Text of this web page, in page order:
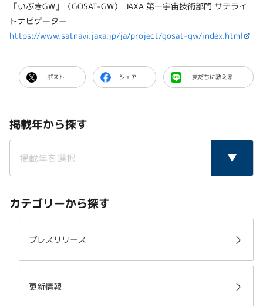
「いぶきGW」（GOSAT-GW） JAXA 第一宇宙技術部門 サテライ
トナビゲーター
https://www.satnavi.jaxa.jp/ja/project/gosat-gw/index.html
ポスト シェア 友だちに教える
掲載年から探す
カテゴリーから探す
プレスリリース
更新情報